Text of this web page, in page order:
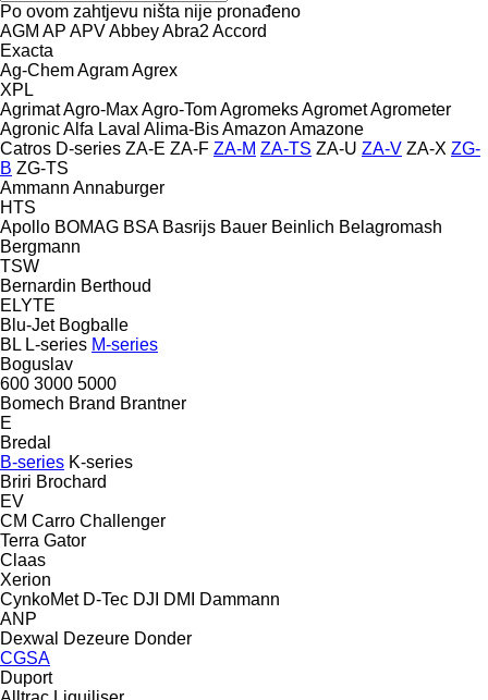
Po ovom zahtjevu ništa nije pronađeno
AGM AP APVAbbeyAbra2 Accord
Exacta
Ag-ChemAgramAgrex
XPL
AgrimatAgro-MaxAgro-TomAgromeksAgrometAgrometer
AgronicAlfa Laval Alima-BisAmazon Amazone
Catros D-series ZA-E ZA-F ZA-M ZA-TS ZA-U ZA-V ZA-X ZG-
B ZG-TS
Ammann Annaburger
HTS
Apollo BOMAG BSA Basrijs Bauer Beinlich Belagromash
Bergmann
TSW
Bernardin Berthoud
ELYTE
Blu-Jet Bogballe
BL L-series M-series
Boguslav
600 3000 5000
Bomech Brand Brantner
E
Bredal
B-series K-series
Briri Brochard
EV
CM Carro Challenger
Terra Gator
Claas
Xerion
CynkoMet D-Tec DJI DMI
Dammann
ANP
Dexwal
Dezeure Donder
CGSA
Duport